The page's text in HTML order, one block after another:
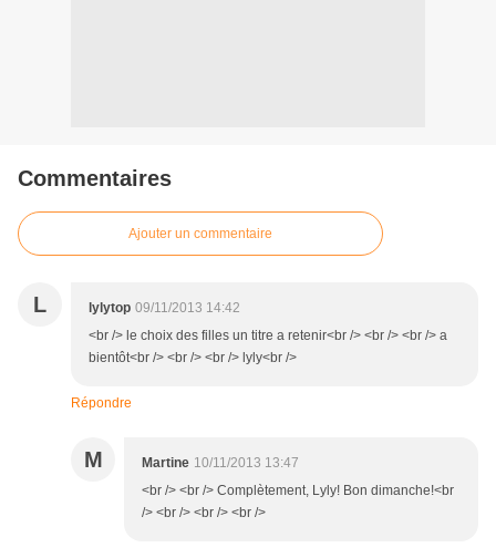
Commentaires
Ajouter un commentaire
L lylytop 09/11/2013 14:42
<br /> le choix des filles un titre a retenir<br /> <br /> <br /> a
bientôt<br /> <br /> <br /> lyly<br />
Répondre
M Martine 10/11/2013 13:47
<br /> <br /> Complètement, Lyly! Bon dimanche!<br
/> <br /> <br /> <br />